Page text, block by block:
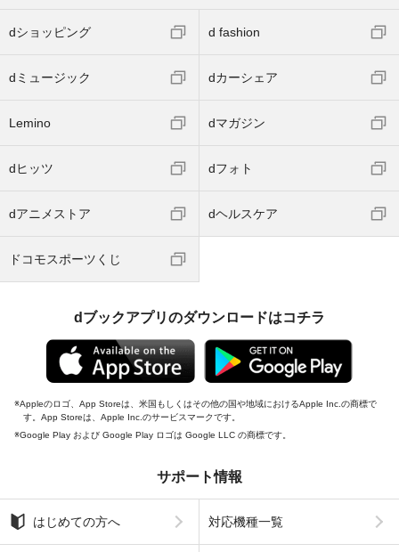
dショッピング d fashion
dミュージック dカーシェア
Lemino dマガジン
dヒッツ dフォト
dアニメストア dヘルスケア
ドコモスポーツくじ
dブックアプリのダウンロードはコチラ
Appleのロゴ、App Storeは、米国もしくはその他の国や地域におけるApple Inc.の商標で
す。App Storeは、Apple Inc.のサービスマークです。
Google Play および Google Play ロゴは Google LLC の商標です。
サポート情報
はじめての方へ 対応機種一覧